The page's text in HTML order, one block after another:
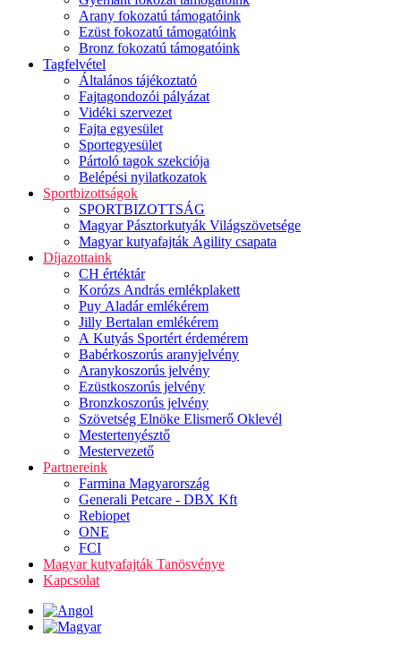
Arany fokozatú támogatóink
Ezüst fokozatú támogatóink
Bronz fokozatú támogatóink
Tagfelvétel
Általános tájékoztató
Fajtagondozói pályázat
Vidéki szervezet
Fajta egyesület
Sportegyesület
Pártoló tagok szekciója
Belépési nyilatkozatok
Sportbizottságok
SPORTBIZOTTSÁG
Magyar Pásztorkutyák Világszövetsége
Magyar kutyafajták Agility csapata
Díjazottaink
CH értéktár
Korózs András emlékplakett
Puy Aladár emlékérem
Jilly Bertalan emlékérem
A Kutyás Sportért érdemérem
Babérkoszorús aranyjelvény
Aranykoszorús jelvény
Ezüstkoszorús jelvény
Bronzkoszorús jelvény
Szövetség Elnöke Elismerő Oklevél
Mestertenyésztő
Mestervezető
Partnereink
Farmina Magyarország
Generali Petcare - DBX Kft
Rebiopet
ONE
FCI
Magyar kutyafajták Tanösvénye
Kapcsolat